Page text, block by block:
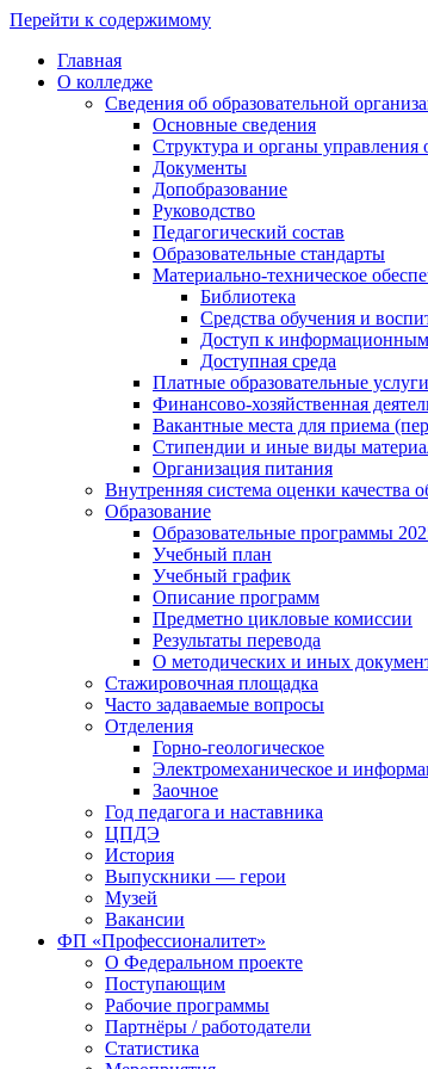
Перейти к содержимому
Главная
О колледже
Сведения об образовательной
Основные сведения
Структура и органы управления
Документы
Допобразование
Руководство
Педагогический состав
Образовательные стандарты
Материально-техническое
Библиотека
Средства обучения и
Доступ к
Доступная среда
Платные образовательные услуги
Финансово-хозяйственная
Вакантные места для приема
Стипендии и иные виды
Организация питания
Внутренняя система оценки качества
Образование
Образовательные программы
Учебный план
Учебный график
Описание программ
Предметно цикловые комиссии
Результаты перевода
О методических и иных
Стажировочная площадка
Часто задаваемые вопросы
Отделения
Горно-геологическое
Электромеханическое и
Заочное
Год педагога и наставника
ЦПДЭ
История
Выпускники — герои
Музей
Вакансии
ФП «Профессионалитет»
О Федеральном проекте
Поступающим
Рабочие программы
Партнёры / работодатели
Статистика